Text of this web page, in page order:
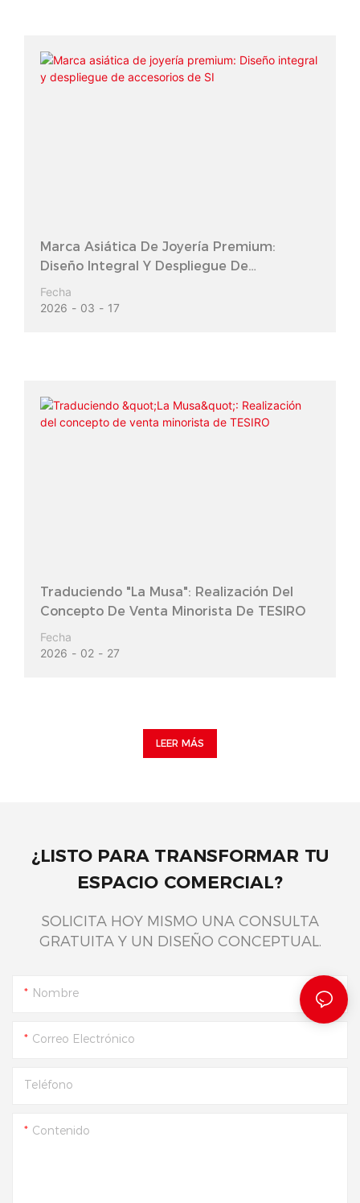
Marca Asiática De Joyería Premium:
Diseño Integral Y Despliegue De
Accesorios De SI
Fecha
2026
03 17
Traduciendo "La Musa": Realización Del
Concepto De Venta Minorista De TESIRO
Fecha
2026
02 27
LEER MÁS
¿LISTO PARA TRANSFORMAR TU
ESPACIO COMERCIAL?
SOLICITA HOY MISMO UNA CONSULTA
GRATUITA Y UN DISEÑO CONCEPTUAL.
Nombre
Correo Electrónico
Teléfono
Contenido